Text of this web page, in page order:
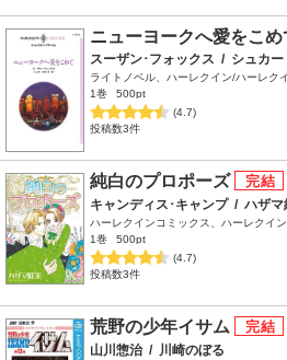
ニューヨークへ愛をこめ
スーザン･フォックス / シュカ
ライトノベル、ハーレクイン/ハーレク
1巻
500pt
(4.7)
投稿数3件
純白のプロポーズ
キャンディス･キャンプ / ハザマ
ハーレクインコミックス、ハーレクイン
1巻
500pt
(4.7)
投稿数3件
荒野の少年イサム
山川惣治 / 川崎のぼる